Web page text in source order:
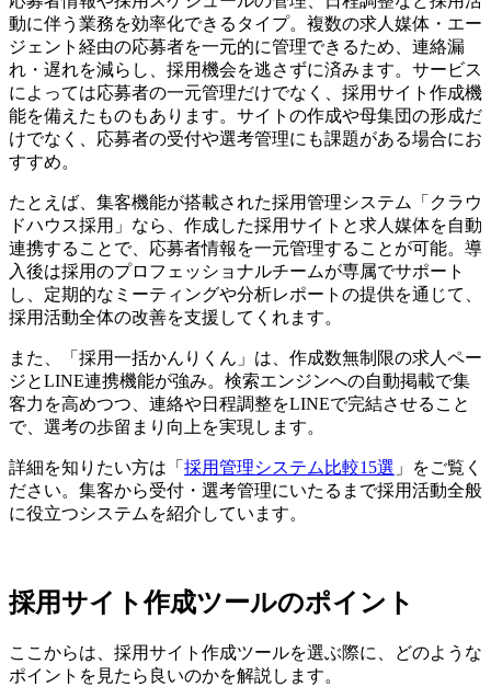
動に伴う業務を効率化できるタイプ。複数の求人媒体・エー
ジェント経由の応募者を一元的に管理できるため、連絡漏
れ・遅れを減らし、採用機会を逃さずに済みます。サービス
によっては応募者の一元管理だけでなく、採用サイト作成機
能を備えたものもあります。サイトの作成や母集団の形成だ
けでなく、応募者の受付や選考管理にも課題がある場合にお
すすめ。
たとえば、集客機能が搭載された採用管理システム「クラウ
ドハウス採用」なら、作成した採用サイトと求人媒体を自動
連携することで、応募者情報を一元管理することが可能。導
入後は採用のプロフェッショナルチームが専属でサポート
し、定期的なミーティングや分析レポートの提供を通じて、
採用活動全体の改善を支援してくれます。
また、「採用一括かんりくん」は、作成数無制限の求人ペー
ジとLINE連携機能が強み。検索エンジンへの自動掲載で集
客力を高めつつ、連絡や日程調整をLINEで完結させること
で、選考の歩留まり向上を実現します。
詳細を知りたい方は「 採用管理システム比較15選 」をご覧く
ださい。集客から受付・選考管理にいたるまで採用活動全般
に役立つシステムを紹介しています。
採用サイト作成ツールのポイント
ここからは、採用サイト作成ツールを選ぶ際に、どのような
ポイントを見たら良いのかを解説します。